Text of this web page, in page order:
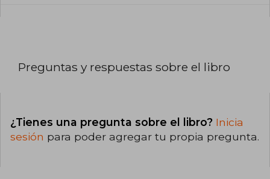
Preguntas y respuestas sobre el libro
¿Tienes una pregunta sobre el libro? Inicia
sesión para poder agregar tu propia pregunta.